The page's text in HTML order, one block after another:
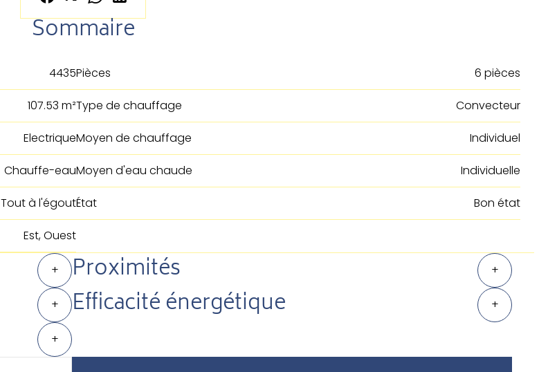
Sommaire
4435Pièces 6 pièces
107.53 m²Type de chauffage Convecteur
ElectriqueMoyen de chauffage Individuel
Chauffe-eauMoyen d'eau chaude Individuelle
Tout à l'égoutÉtat Bon état
Est, Ouest
+ Proximités +
+ Efficacité énergétique +
+